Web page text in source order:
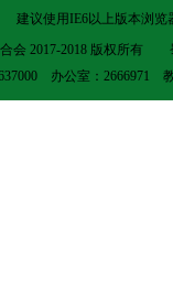
建议使用IE6以上版本浏览
合会 2017-2018 版权所有
办公室：2666971